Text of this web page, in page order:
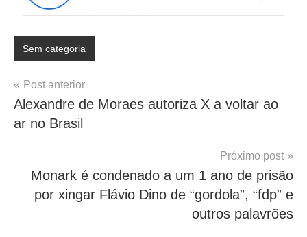
Sem categoria
Navegação
de
Post
Post anterior
Alexandre de Moraes autoriza X a voltar ao
ar no Brasil
Próximo post
Monark é condenado a um 1 ano de prisão
por xingar Flávio Dino de “gordola”, “fdp” e
outros palavrões